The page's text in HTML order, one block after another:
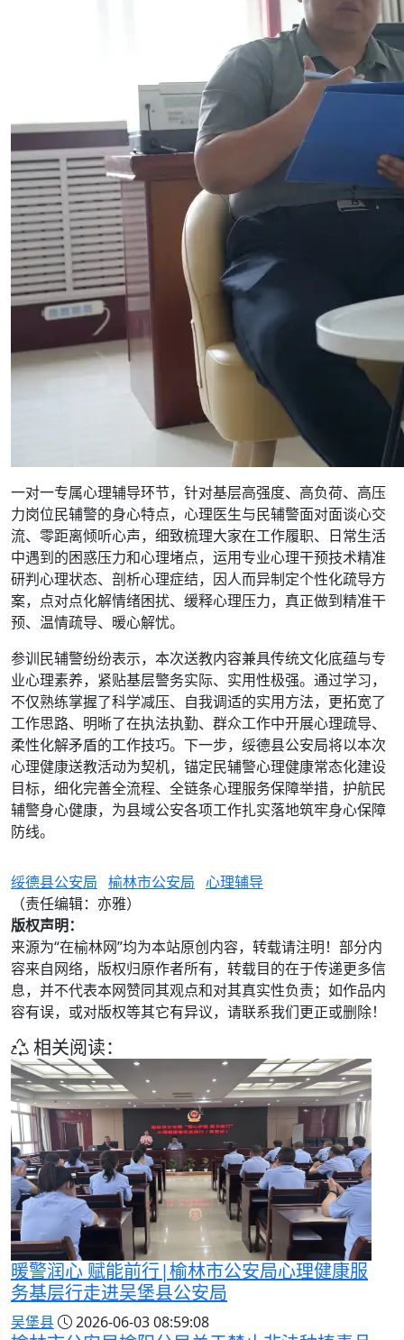
一对一专属心理辅导环节，针对基层高强度、高负荷、高压
力岗位民辅警的身心特点，心理医生与民辅警面对面谈心交
流、零距离倾听心声，细致梳理大家在工作履职、日常生活
中遇到的困惑压力和心理堵点，运用专业心理干预技术精准
研判心理状态、剖析心理症结，因人而异制定个性化疏导方
案，点对点化解情绪困扰、缓释心理压力，真正做到精准干
预、温情疏导、暖心解忧。
参训民辅警纷纷表示，本次送教内容兼具传统文化底蕴与专
业心理素养，紧贴基层警务实际、实用性极强。通过学习，
不仅熟练掌握了科学减压、自我调适的实用方法，更拓宽了
工作思路、明晰了在执法执勤、群众工作中开展心理疏导、
柔性化解矛盾的工作技巧。下一步，绥德县公安局将以本次
心理健康送教活动为契机，锚定民辅警心理健康常态化建设
目标，细化完善全流程、全链条心理服务保障举措，护航民
辅警身心健康，为县域公安各项工作扎实落地筑牢身心保障
防线。
绥德县公安局 榆林市公安局 心理辅导
（责任编辑：亦雅）
版权声明：
来源为“在榆林网”均为本站原创内容，转载请注明！部分内
容来自网络，版权归原作者所有，转载目的在于传递更多信
息，并不代表本网赞同其观点和对其真实性负责；如作品内
容有误，或对版权等其它有异议，请联系我们更正或删除！
相关阅读：
暖警润心 赋能前行|榆林市公安局心理健康服
务基层行走进吴堡县公安局
吴堡县 2026-06-03 08:59:08